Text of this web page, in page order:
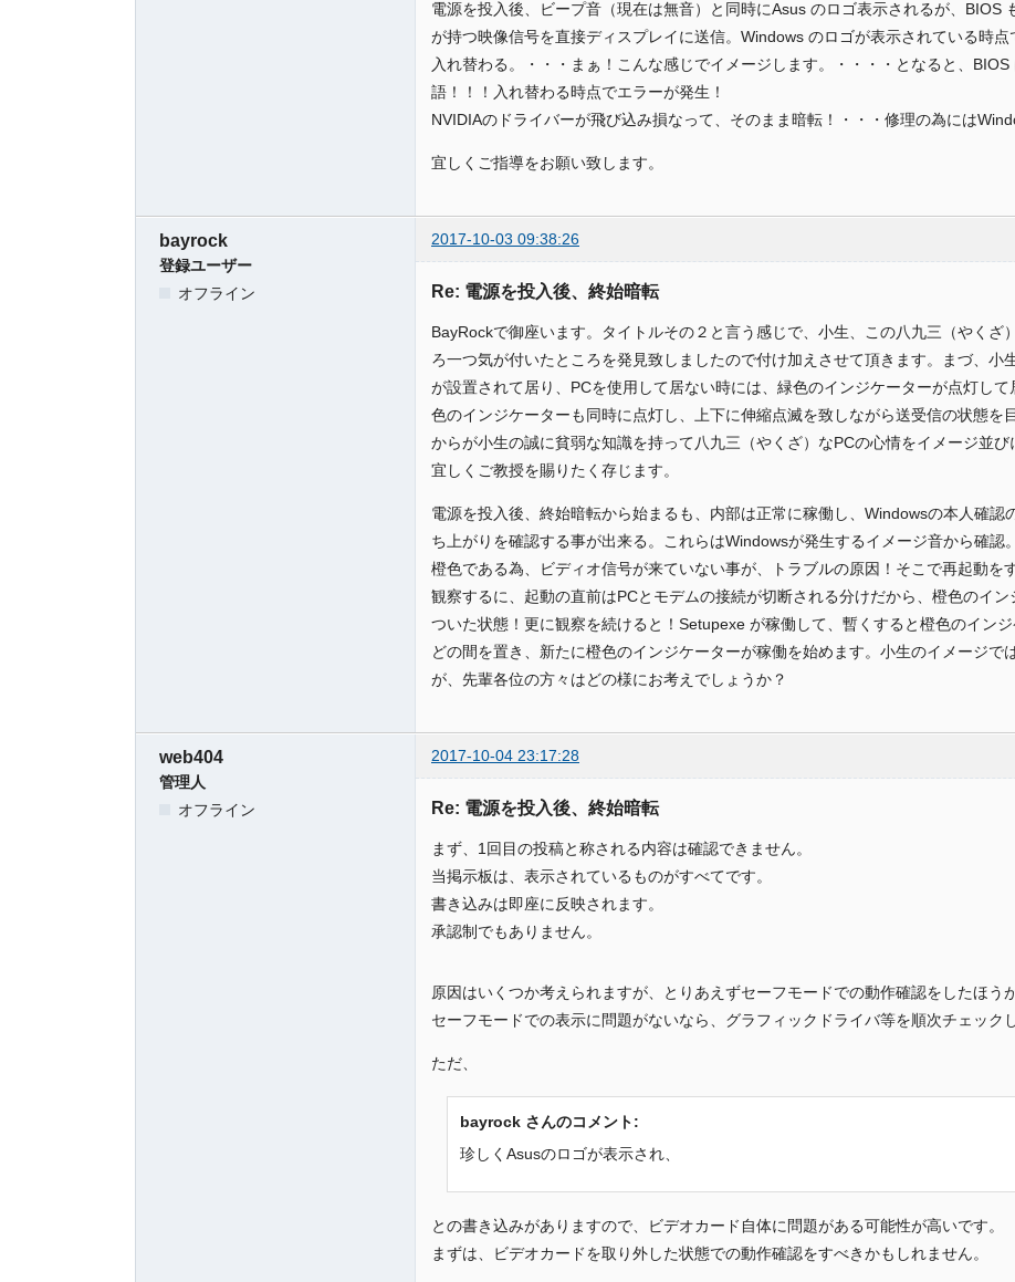
電源を投入後、ビープ音（現在は無音）と同時にAsus のロゴ表示されるが、BIOS
が持つ映像信号を直接ディスプレイに送信。Windows のロゴが表示されている時
入れ替わる。・・・まぁ！こんな感じでイメージします。・・・・となると、
語！！！入れ替わる時点でエラーが発生！
NVIDIAのドライバーが飛び込み損なって、そのまま暗転！・・・修理の為には
宜しくご指導をお願い致します。
bayrock
2017-10-03 09:38:26
登録ユーザー
オフライン
Re: 電源を投入後、終始暗転
BayRockで御座います。タイトルその２と言う感じで、小生、この八九三（やくざ
ろ一つ気が付いたところを発見致しましたので付け加えさせて頂きます。まづ、小
が設置されて居り、PCを使用して居ない時には、緑色のインジケーターが点灯し
色のインジケーターも同時に点灯し、上下に伸縮点滅を致しながら送受信の状態を
からが小生の誠に貧弱な知識を持って八九三（やくざ）なPCの心情をイメージ並
宜しくご教授を賜りたく存じます。
電源を投入後、終始暗転から始まるも、内部は正常に稼働し、Windowsの本人確
ち上がりを確認する事が出来る。これらはWindowsが発生するイメージ音から確認
橙色である為、ビディオ信号が来ていない事が、トラブルの原因！そこで再起動を
観察するに、起動の直前はPCとモデムの接続が切断される分けだから、橙色のイ
ついた状態！更に観察を続けると！Setupexe が稼働して、暫くすると橙色のイン
どの間を置き、新たに橙色のインジケーターが稼働を始めます。小生のイメージで
が、先輩各位の方々はどの様にお考えでしょうか？
web404
2017-10-04 23:17:28
管理人
オフライン
Re: 電源を投入後、終始暗転
まず、1回目の投稿と称される内容は確認できません。
当掲示板は、表示されているものがすべてです。
書き込みは即座に反映されます。
承認制でもありません。
原因はいくつか考えられますが、とりあえずセーフモードでの動作確認をしたほう
セーフモードでの表示に問題がないなら、グラフィックドライバ等を順次チェック
ただ、
bayrock さんのコメント:
珍しくAsusのロゴが表示され、
との書き込みがありますので、ビデオカード自体に問題がある可能性が高いです。
まずは、ビデオカードを取り外した状態での動作確認をすべきかもしれません。